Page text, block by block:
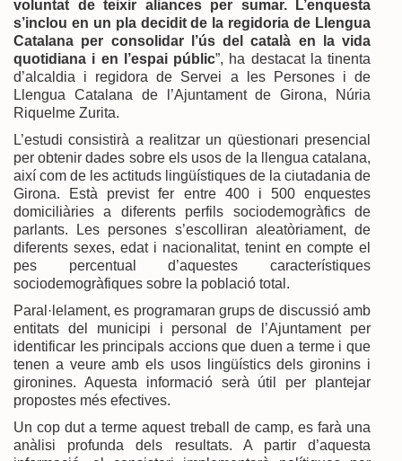
voluntat de teixir aliances per sumar. L’enquesta
s’inclou en un pla decidit de la regidoria de Llengua
Catalana per consolidar l’ús del català en la vida
quotidiana i en l’espai públic”, ha destacat la tinenta
d’alcaldia i regidora de Servei a les Persones i de
Llengua Catalana de l’Ajuntament de Girona, Núria
Riquelme Zurita.
L’estudi consistirà a realitzar un qüestionari presencial
per obtenir dades sobre els usos de la llengua catalana,
així com de les actituds lingüístiques de la ciutadania de
Girona. Està previst fer entre 400 i 500 enquestes
domiciliàries a diferents perfils sociodemogràfics de
parlants. Les persones s’escolliran aleatòriament, de
diferents sexes, edat i nacionalitat, tenint en compte el
pes percentual d’aquestes característiques
sociodemogràfiques sobre la població total.
Paral·lelament, es programaran grups de discussió amb
entitats del municipi i personal de l’Ajuntament per
identificar les principals accions que duen a terme i que
tenen a veure amb els usos lingüístics dels gironins i
gironines. Aquesta informació serà útil per plantejar
propostes més efectives.
Un cop dut a terme aquest treball de camp, es farà una
anàlisi profunda dels resultats. A partir d’aquesta